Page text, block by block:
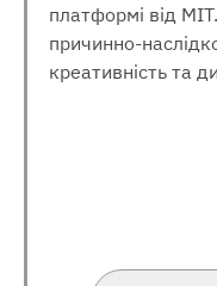
платформі від
причинно-
креативність та